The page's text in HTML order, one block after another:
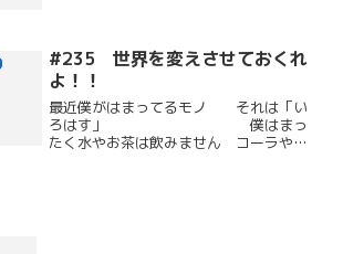
#235 世界を変えさせておくれ
よ！！
最近僕がはまってるモノ それは「い
ろはす」 僕はまっ
たく水やお茶は飲みません コーラやコ